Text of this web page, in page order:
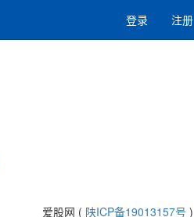
登录 注册
爱股网 ( 陕ICP备19013157号 )